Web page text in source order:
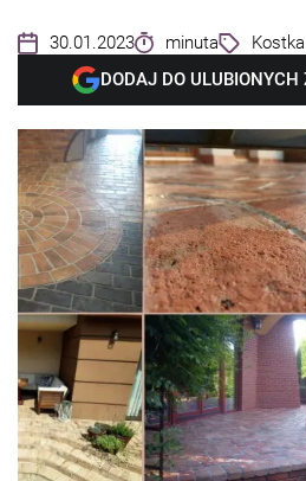
30.01.2023 minuta
DODAJ DO ULUBIONYCH